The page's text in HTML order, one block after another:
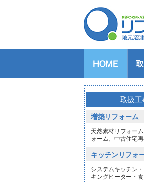
キ
バ
ト
洗
給
窓
玄
外
取扱工
増築リフォーム
天然素材リフォー
ォーム、中古住宅
キッチンリフォ
システムキッチン
キングヒーター・